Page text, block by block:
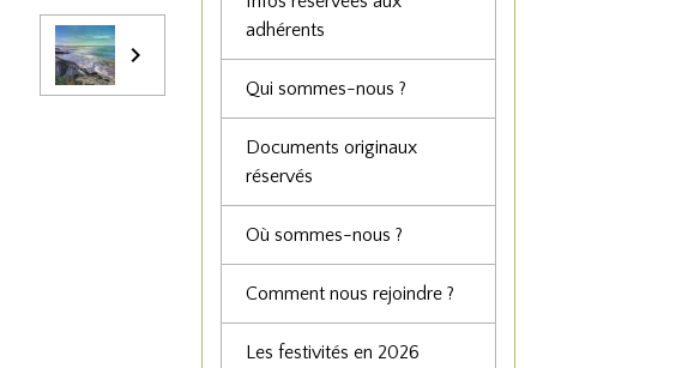
adhérents
Qui sommes-nous ?
Documents originaux
réservés
Où sommes-nous ?
Comment nous rejoindre ?
Les festivités en 2026